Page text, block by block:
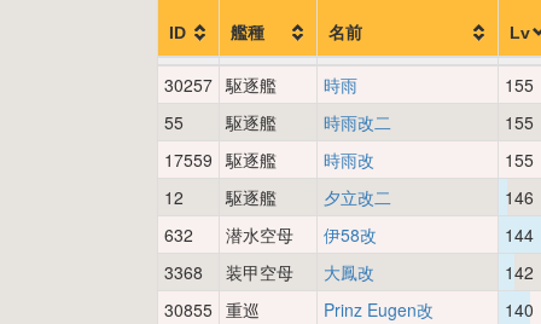
ID 艦種 名前 Lv
30257 駆逐艦 時雨
155
55
駆逐艦 時雨改二
155
17559 駆逐艦 時雨改
155
12
駆逐艦 夕立改二
146
632
潜水空母 伊58改
144
3368
装甲空母 大鳳改
142
30855 重巡 Prinz Eugen改
140